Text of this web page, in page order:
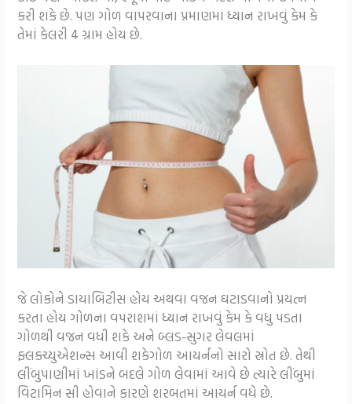
કરી શકે છે. પણ ગોળ વાપરવાના પ્રમાણમાં ધ્યાન રાખવું કેમ કે
તેમાં કેલરી 4 ગ્રામ હોય છે.
જે લોકોને ડાયાબિટીસ હોય અથવા વજન ઘટાડવાનો પ્રયત્ન
કરતા હોય ગોળના વપરાશમાં ધ્યાન રાખવું કેમ કે વધુ પડતા
ગોળથી વજન વધી શકે અને બ્લડ-સુગર લેવલમાં
ફ્લક્ચ્યુએશન્સ આવી શકેગોળ આયર્નનો સારો સ્રોત છે. તેથી
લીંબુપાણીમાં ખાંડને બદલે ગોળ લેવામાં આવે છે ત્યારે લીંબુમાં
વિટામિન સી હોવાને કારણે શરબતમાં આયર્ન વધે છે.